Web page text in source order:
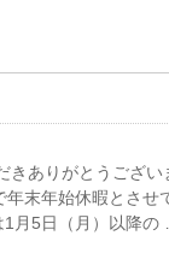
きありがとうござい
末年始休暇とさせ
月5日（月）以降の